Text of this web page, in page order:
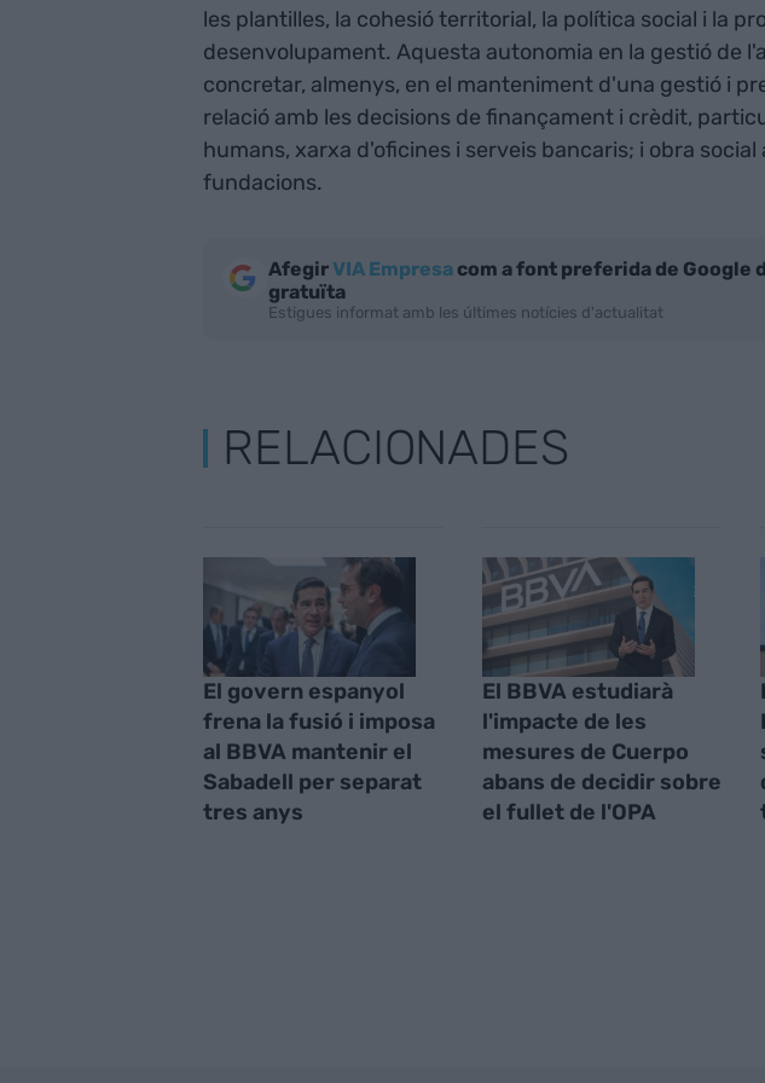
les plantilles, la cohesió territorial, la política social i la
desenvolupament. Aquesta autonomia en la gestió de
concretar, almenys, en el manteniment d'una gestió i
relació amb les decisions de finançament i crèdit,
humans, xarxa d'oficines i serveis bancaris; i obra social
fundacions.
AfegirVIA Empresacom a font preferida de Google
gratuïta
Estigues informat amb les últimes notícies d'actualitat
RELACIONADES
El govern espanyol
frena la fusió i imposa
al BBVA mantenir el
Sabadell per separat
tres anys
El BBVA estudiarà
l'impacte de les
mesures de Cuerpo
abans de decidir sobre
el fullet de l'OPA